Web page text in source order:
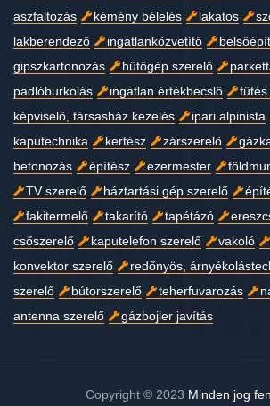
aszfaltozás
kémény bélelés lakatos
lakberendező
ingatlanközvetítő
gipszkartonozás
hűtőgép szerelő
padlóburkolás
ingatlan értékbecslő fűtés
képviselő, társasház kezelés
ipari alpinista
kaputechnika
kertész zárszerelő
betonozás
építész ezermester
TV szerelő
háztartási gép szerelő
fakitermelő
takarító tapétázó
csőszerelő
kaputelefon szerelő vakoló
konvektor szerelő
redőnyös,
szerelő
bútorszerelő teherfuvarozás
antenna szerelő
gázbojler javítás
Copyright © 2023 Minden jog